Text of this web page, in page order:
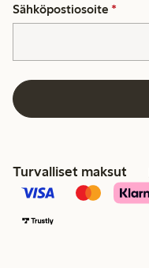
Sähköpostiosoite *
Turvalliset maksut